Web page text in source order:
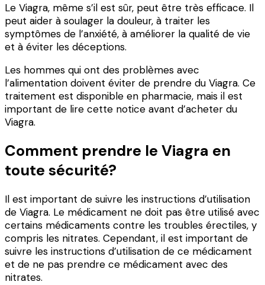
Le Viagra, même s’il est sûr, peut être très efficace. Il
peut aider à soulager la douleur, à traiter les
symptômes de l’anxiété, à améliorer la qualité de vie
et à éviter les déceptions.
Les hommes qui ont des problèmes avec
l’alimentation doivent éviter de prendre du Viagra. Ce
traitement est disponible en pharmacie, mais il est
important de lire cette notice avant d’acheter du
Viagra.
Comment prendre le Viagra en
toute sécurité?
Il est important de suivre les instructions d’utilisation
de Viagra. Le médicament ne doit pas être utilisé avec
certains médicaments contre les troubles érectiles, y
compris les nitrates. Cependant, il est important de
suivre les instructions d’utilisation de ce médicament
et de ne pas prendre ce médicament avec des
nitrates.